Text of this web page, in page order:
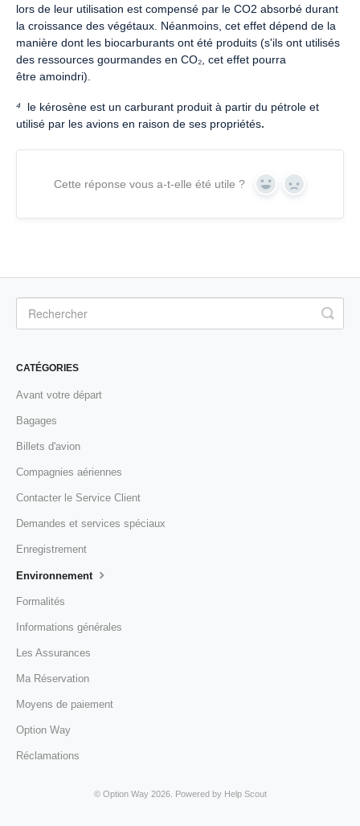
lors de leur utilisation est compensé par le CO2 absorbé durant
la croissance des végétaux. Néanmoins, cet effet dépend de la
manière dont les biocarburants ont été produits (s'ils ont utilisés
des ressources gourmandes en CO₂, cet effet pourra
être amoindri).
⁴ le kérosène est un carburant produit à partir du pétrole et
utilisé par les avions en raison de ses propriétés.
Cette réponse vous a-t-elle été utile ? Yes No
CATÉGORIES
Avant votre départ
Bagages
Billets d'avion
Compagnies aériennes
Contacter le Service Client
Demandes et services spéciaux
Enregistrement
Environnement
Formalités
Informations générales
Les Assurances
Ma Réservation
Moyens de paiement
Option Way
Réclamations
© Option Way2026. Powered by Help Scout